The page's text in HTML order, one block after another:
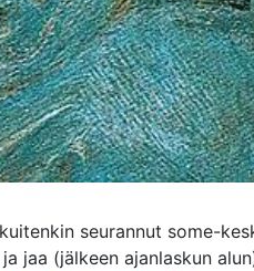
seurannut some-
jaa (jälkeen ajanlaskun